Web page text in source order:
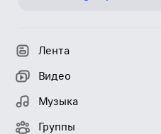
Лента
Видео
Музыка
Группы